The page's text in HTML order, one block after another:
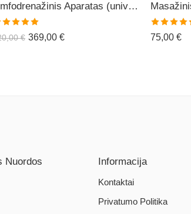
Limfodrenažinis Aparatas (universalus) C6
iš 5
€ 369,00 €
Įvertinimas:
5.00iš 5
75,00 €
Nuordos Informacija
Kontaktai
Privatumo Politika